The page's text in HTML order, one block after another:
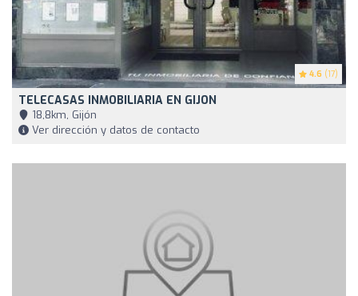
4.6 (17)
TELECASAS INMOBILIARIA EN GIJON
18,8km, Gijón
Ver dirección y datos de contacto